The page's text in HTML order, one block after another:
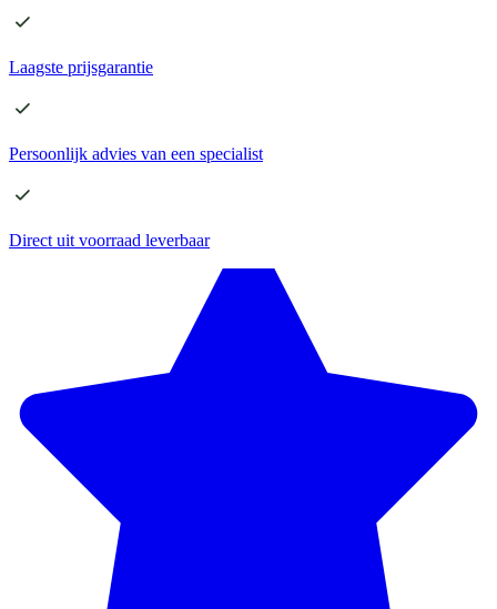
Laagste prijsgarantie
Persoonlijk advies van een specialist
Direct uit voorraad leverbaar